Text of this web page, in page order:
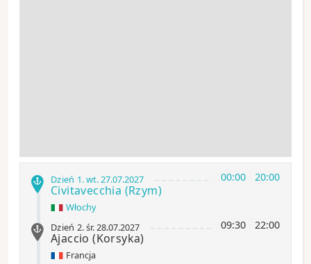
00:00 20:00
Dzień 1.wt.27.07.2027
Civitavecchia (Rzym)
Włochy
09:30 22:00
Dzień 2.śr.28.07.2027
Ajaccio(Korsyka)
Francja